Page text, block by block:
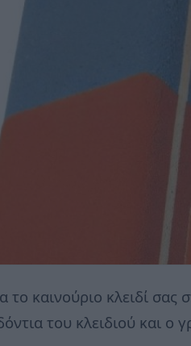
το καινούριο κλειδί σας
του κλειδιού και ο